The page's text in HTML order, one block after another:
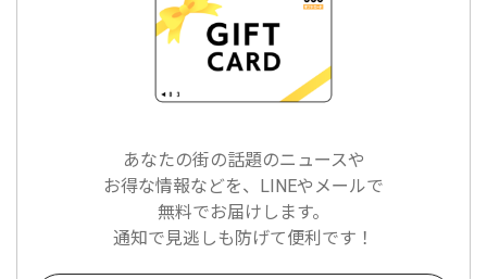
あなたの街の話題のニュースや
お得な情報などを、LINEやメールで
無料でお届けします。
通知で見逃しも防げて便利です！